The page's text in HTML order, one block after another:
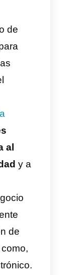
en
la
de la
iniciativa
Callbell
que
chat
la opción de
a través
estrategia